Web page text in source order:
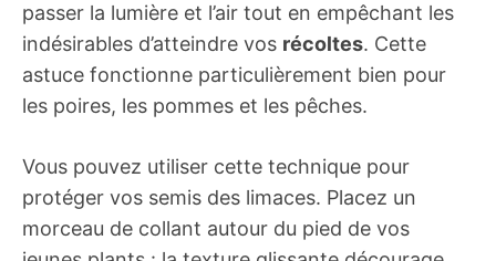
passer la lumière et l’air tout en empêchant les
indésirables d’atteindre vos récoltes. Cette
astuce fonctionne particulièrement bien pour
les poires, les pommes et les pêches.
Vous pouvez utiliser cette technique pour
protéger vos semis des limaces. Placez un
morceau de collant autour du pied de vos